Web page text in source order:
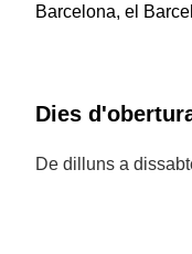
Barcelona, el
Dies
De dilluns a